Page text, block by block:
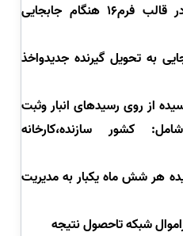
قبلی از نظرصحت وسلامت در قالب فرم16 هنگام جابجایی
به تحویل گیرنده جدیدواخذ
از روی رسیدهای انبار وثبت
کشور سازنده،کارخانه
هر شش ماه یکبار به مدیریت